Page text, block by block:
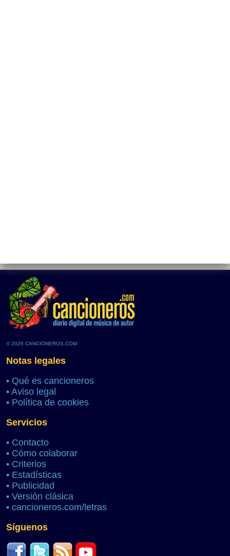
© 2026 CANCIONEROS.COM
Notas legales
• Qué es cancioneros
• Aviso legal
• Política de cookies
Servicios
• Contacto
• Cómo colaborar
• Criterios
• Estadísticas
• Publicidad
• Versión clásica
• cancioneros.com/letras
Síguenos